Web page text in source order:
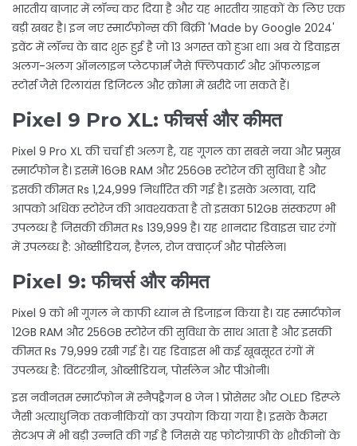
भारतीय बाजार में लॉन्च कर दिया है और यह भारतीय ग्राहकों के लिए एक
बड़ी खबर है। इन नए स्मार्टफोन्स की बिक्री 'Made by Google 2024'
इवेंट में लॉन्च के बाद शुरू हुई है जो 13 अगस्त को हुआ था। अब ये डिवाइस
अलग-अलग ऑनलाइन प्लेटफार्म जैसे फ्लिपकार्ट और ऑफलाइन
स्टोर्स जैसे रिलायंस डिजिटल और क्रोमा में खरीदे जा सकते हैं।
Pixel 9 Pro XL: फीचर्स और कीमत
Pixel 9 Pro XL की चर्चा ही अलग है, यह गूगल का सबसे नया और प्रमुख
स्मार्टफोन है। इसमें 16GB RAM और 256GB स्टोरेज की सुविधा है और
इसकी कीमत Rs 1,24,999 निर्धारित की गई है। इसके अलावा, यदि
आपको अधिक स्टोरेज की आवश्यकता है तो इसका 512GB संस्करण भी
उपलब्ध है जिसकी कीमत Rs 139,999 है। यह शानदार डिवाइस चार रंगों
में उपलब्ध है: ओब्सीडियन, हैज़ल, रोज क्वार्ट्ज और पोर्सलेन।
Pixel 9: फीचर्स और कीमत
Pixel 9 को भी गूगल ने काफी ध्यान से डिजाइन किया है। यह स्मार्टफोन
12GB RAM और 256GB स्टोरेज की सुविधा के साथ आता है और इसकी
कीमत Rs 79,999 रखी गई है। यह डिवाइस भी कई खूबसूरत रंगों में
उपलब्ध है: विंटरग्रीन, ओब्सीडियन, पोर्सलेन और पीओनी।
इस नवीनतम स्मार्टफोन में स्नैपड्रैगन 8 जेन 1 प्रोसेसर और OLED डिस्प्ले
जैसी अत्याधुनिक तकनीकियों का उपयोग किया गया है। इसके कैमरा
सेटअप में भी बड़ी उन्नति की गई है जिससे यह फोटोग्राफी के शौकीनों के